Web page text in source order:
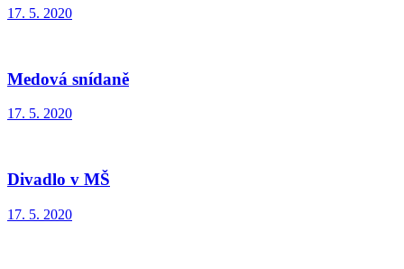
17. 5. 2020
Medová snídaně
17. 5. 2020
Divadlo v MŠ
17. 5. 2020